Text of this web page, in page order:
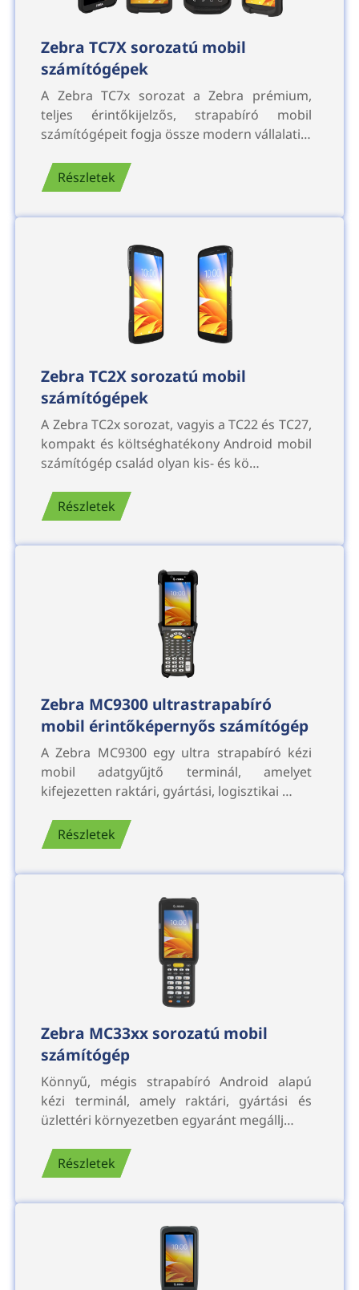
Zebra TC7X sorozatú mobil
számítógépek
A Zebra TC7x sorozat a Zebra prémium,
teljes érintőkijelzős, strapabíró mobil
számítógépeit fogja össze modern vállalati…
Részletek
Zebra TC2X sorozatú mobil
számítógépek
A Zebra TC2x sorozat, vagyis a TC22 és TC27,
kompakt és költséghatékony Android mobil
számítógép család olyan kis- és kö…
Részletek
Zebra MC9300 ultrastrapabíró
mobil érintőképernyős számítógép
A Zebra MC9300 egy ultra strapabíró kézi
mobil adatgyűjtő terminál, amelyet
kifejezetten raktári, gyártási, logisztikai …
Részletek
Zebra MC33xx sorozatú mobil
számítógép
Könnyű, mégis strapabíró Android alapú
kézi terminál, amely raktári, gyártási és
üzlettéri környezetben egyaránt megállj…
Részletek